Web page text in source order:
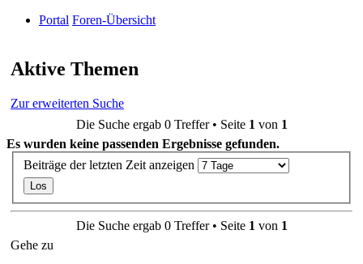
Portal Foren-Übersicht
Aktive Themen
Zur erweiterten Suche
Die Suche ergab 0 Treffer • Seite 1 von 1
Es wurden keine passenden Ergebnisse gefunden.
Beiträge der letzten Zeit anzeigen
Die Suche ergab 0 Treffer • Seite 1 von 1
Gehe zu